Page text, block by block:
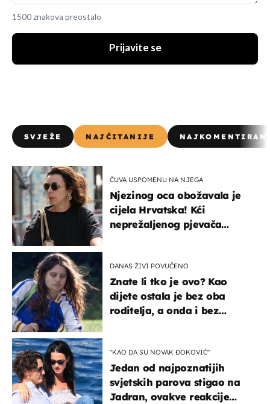
1500 znakova preostalo
Prijavite se
SVJEŽE NAJČITANIJE
ČUVA USPOMENU NA NJEGA
Njezinog oca obožavala je
cijela Hrvatska! Kći
neprežaljenog pjevača
DANAS ŽIVI POVUČENO
Znate li tko je ovo? Kao
dijete ostala je bez oba
roditelja, a onda i bez
"KAO DA SU NOVAK ĐOKOVIĆ"
Jedan od najpoznatijih
svjetskih parova stigao na
Jadran, ovakve reakcije